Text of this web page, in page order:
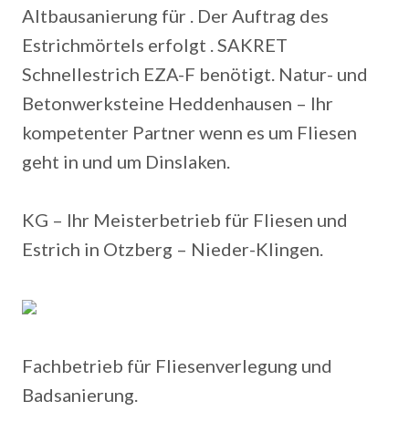
Altbausanierung für . Der Auftrag des
Estrichmörtels erfolgt . SAKRET
Schnellestrich EZA-F benötigt. Natur- und
Betonwerksteine Heddenhausen – Ihr
kompetenter Partner wenn es um Fliesen
geht in und um Dinslaken.
KG – Ihr Meisterbetrieb für Fliesen und
Estrich in Otzberg – Nieder-Klingen.
Fachbetrieb für Fliesenverlegung und
Badsanierung.